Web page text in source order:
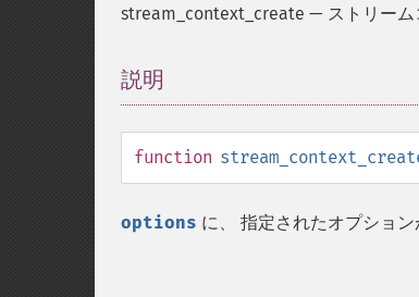
stream_context_create — ストリー
説明
function
options に、 指定されたオプショ